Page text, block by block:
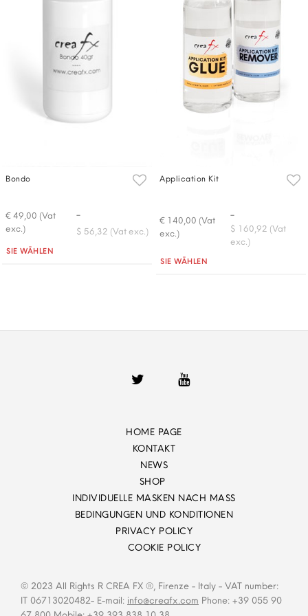
Bondo
€ 49,00 (Vat
exc.)
-
$ 56,32 (Vat exc.)
Quantità
SIE WÄHLEN
Application Kit
€ 140,00 (Vat
exc.)
-
$ 160,92 (Vat
exc.)
Quantità
SIE WÄHLEN
HOME PAGE
KONTAKT
NEWS
SHOP
INDIVIDUELLE MASKEN NACH MASS
BEDINGUNGEN UND KONDITIONEN
PRIVACY POLICY
COOKIE POLICY
© 2023 All Rights R CREA FX ®, Firenze - Italy - VAT number:
IT 06713020482- E-mail: info@creafx.com Phone: +39 055 90